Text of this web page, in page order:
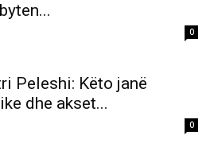
0
Peleshi: Këto janë
dhe akset...
0